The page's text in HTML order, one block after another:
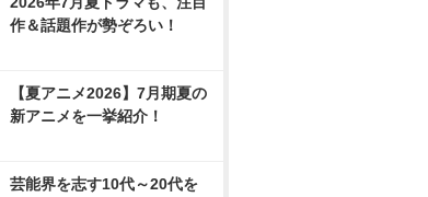
作＆話題作が勢ぞろい！
【夏アニメ2026】7月期夏の
新アニメを一挙紹介！
芸能界を志す10代～20代を